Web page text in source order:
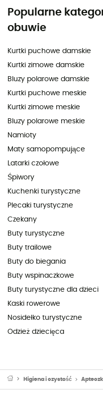
Popularne
obuwie
Kurtki puchowe damskie
Kurtki zimowe damskie
Bluzy polarowe damskie
Kurtki puchowe meskie
Kurtki zimowe meskie
Bluzy polarowe meskie
Namioty
Maty samopompujące
Latarki czołowe
Śpiwory
Kuchenki turystyczne
Plecaki turystyczne
Czekany
Buty turystyczne
Buty trailowe
Buty do biegania
Buty wspinaczkowe
Buty turystyczne dla dzieci
Kaski rowerowe
Nosidełko turystyczne
Odzież dziecięca
Higiena i czystość